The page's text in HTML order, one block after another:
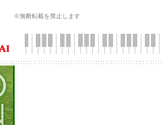
※無断転載を禁止します